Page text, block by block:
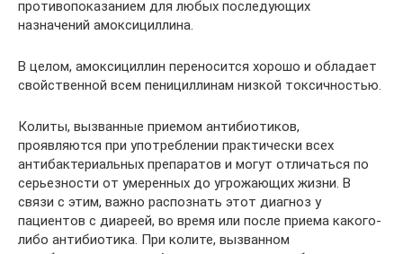
противопоказанием для любых последующих
назначений амоксициллина.
В целом, амоксициллин переносится хорошо и обладает
свойственной всем пенициллинам низкой токсичностью.
Колиты, вызванные приемом антибиотиков,
проявляются при употреблении практически всех
антибактериальных препаратов и могут отличаться по
серьезности от умеренных до угрожающих жизни. В
связи с этим, важно распознать этот диагноз у
пациентов с диареей, во время или после приема какого-
либо антибиотика. При колите, вызванном